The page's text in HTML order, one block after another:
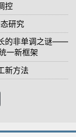
控
研究
的非单调之谜——
一新框架
新方法